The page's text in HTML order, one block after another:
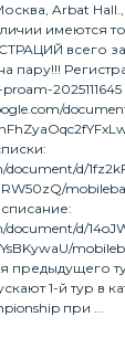
Arbat
имеются
всего
пару!!!
d/
document/d/
предыдущего
1-й тур в
при ...